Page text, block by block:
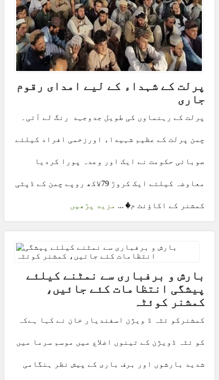
پرلت کے شہداء کے لیے امدای رقوم
جاری
پرلت کے رہنماوں کی طویل جدوجہد رنگ لے آئی۔
چمن پرلت کے عظیم شہیداء اورزخمی افراد کیلئے
صوبائی حکومت نے ایک اور وعدہ پورا کردیا
معاوضہ کیلئے ایک کروڑ 79لاکھ روپے چمن کے ڈپٹی
کمشنر کے اکاؤنٹ م� ... مزید پڑھیں
بارش و برفباری سے نمٹنے کیلئے
پیشگی انتظامات کئے جائیں،
کمشنر کوئٹہ
کمشنرکو ئٹہ ڈ ویژن اسفندیار خان نے کہا ہےکہ
کو ئٹہ ڈویژن کے تینوں اضلاع میں موسم سرما میں
شدید بارشوں اور برف باری کے پیش نظر ہنگامی